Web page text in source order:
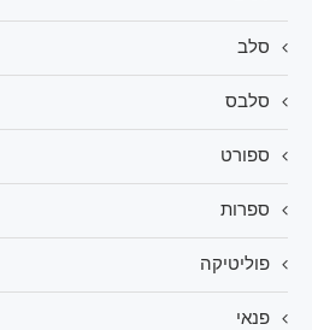
סלב
סלבס
ספורט
ספרות
פוליטיקה
פנאי